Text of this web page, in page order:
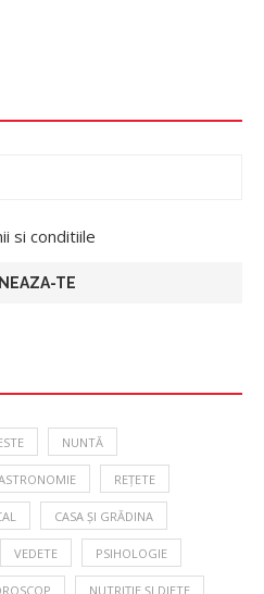
si conditiile
NUNTĂ
REȚETE
CASA ȘI GRĂDINA
VEDETE PSIHOLOGIE
NUTRIȚIE ȘI DIETE